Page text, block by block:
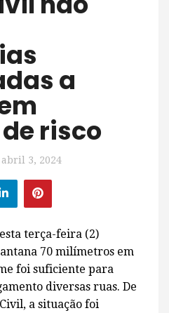
a
risco
abril 3, 2024
terça-feira (2)
70 milímetros em
foi suficiente para
diversas ruas. De
a situação foi